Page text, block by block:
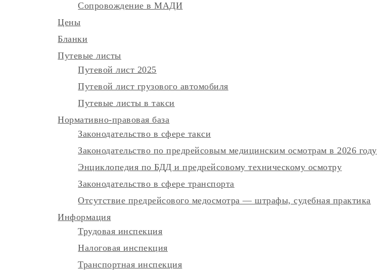
Сопровождение в МАДИ
Цены
Бланки
Путевые листы
Путевой лист 2025
Путевой лист грузового автомобиля
Путевые листы в такси
Нормативно-правовая база
Законодательство в сфере такси
Законодательство по предрейсовым медицинским осмотрам в 2026 году
Энциклопедия по БДД и предрейсовому техническому осмотру
Законодательство в сфере транспорта
Отсутствие предрейсового медосмотра — штрафы, судебная практика
Информация
Трудовая инспекция
Налоговая инспекция
Транспортная инспекция